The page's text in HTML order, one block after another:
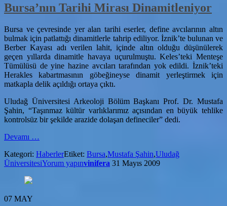
Bursa’nın Tarihi Mirası Dinamitleniyor
Bursa ve çevresinde yer alan tarihi eserler, define avcılarının altın
bulmak için patlattığı dinamitlerle tahrip ediliyor. İznik’te bulunan ve
Berber Kayası adı verilen lahit, içinde altın olduğu düşünülerek
geçen yıllarda dinamitle havaya uçurulmuştu. Keles’teki Menteşe
Tümülüsü de yine hazine avcıları tarafından yok edildi. İznik’teki
Herakles kabartmasının göbeğineyse dinamit yerleştirmek için
matkapla delik açıldığı ortaya çıktı.
Uludağ Üniversitesi Arkeoloji Bölüm Başkanı Prof. Dr. Mustafa
Şahin, “Taşınmaz kültür varlıklarımız açısından en büyük tehlike
kontrolsüz bir şekilde arazide dolaşan defineciler” dedi.
Devamı
Mirası
Dinamitleniyor
…
Kategori: HaberlerEtiket: Bursa,Mustafa Şahin,Uludağ
ÜniversitesiYorum yapınvinifera 31 Mayıs 2009
07 MAY